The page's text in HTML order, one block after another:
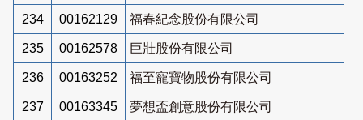
234 00162129 福春紀念股份有限公司
235 00162578 巨壯股份有限公司
236 00163252 福至寵寶物股份有限公司
237 00163345 夢想盃創意股份有限公司